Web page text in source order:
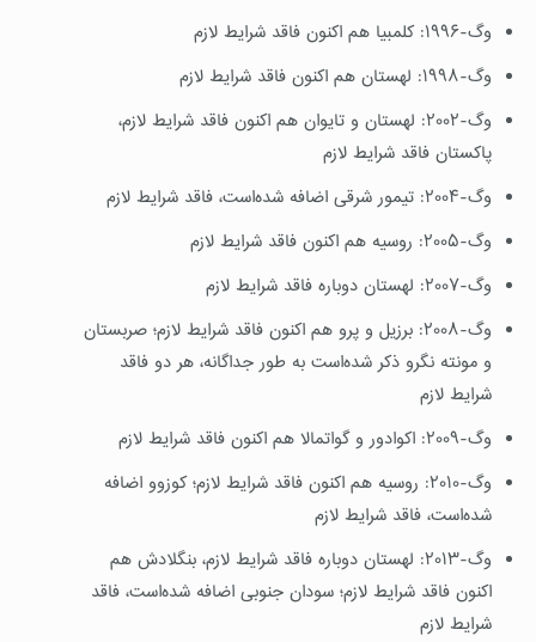
وگ-۱۹۹۶: کلمبیا هم اکنون فاقد شرایط لازم
وگ-۱۹۹۸: لهستان هم اکنون فاقد شرایط لازم
وگ-۲۰۰۲: لهستان و تایوان هم اکنون فاقد شرایط لازم،
پاکستان فاقد شرایط لازم
وگ-۲۰۰۴: تیمور شرقی اضافه شده‌است، فاقد شرایط لازم
وگ-۲۰۰۵: روسیه هم اکنون فاقد شرایط لازم
وگ-۲۰۰۷: لهستان دوباره فاقد شرایط لازم
وگ-۲۰۰۸: برزیل و پرو هم اکنون فاقد شرایط لازم؛ صربستان
و مونته نگرو ذکر شده‌است به طور جداگانه، هر دو فاقد
شرایط لازم
وگ-۲۰۰۹: اکوادور و گواتمالا هم اکنون فاقد شرایط لازم
وگ-۲۰۱۰: روسیه هم اکنون فاقد شرایط لازم؛ کوزوو اضافه
شده‌است، فاقد شرایط لازم
وگ-۲۰۱۳: لهستان دوباره فاقد شرایط لازم، بنگلادش هم
اکنون فاقد شرایط لازم؛ سودان جنوبی اضافه شده‌است، فاقد
شرایط لازم